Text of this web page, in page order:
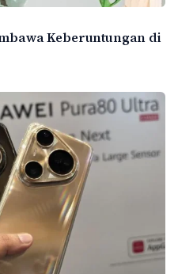
Keberuntungan di